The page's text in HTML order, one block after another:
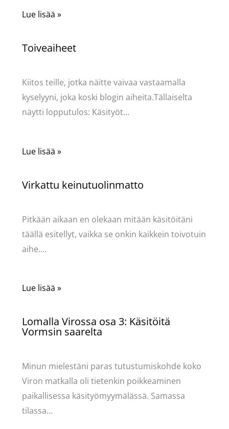
Lue lisää »
Toiveaiheet
Kiitos teille, jotka näitte vaivaa vastaamalla
kyselyyni, joka koski blogin aiheita.Tällaiselta
näytti lopputulos: Käsityöt…
Lue lisää »
Virkattu keinutuolinmatto
Pitkään aikaan en olekaan mitään käsitöitäni
täällä esitellyt, vaikka se onkin kaikkein toivotuin
aihe.…
Lue lisää »
Lomalla Virossa osa 3: Käsitöitä
Vormsin saarelta
Minun mielestäni paras tutustumiskohde koko
Viron matkalla oli tietenkin poikkeaminen
paikallisessa käsityömyymälässä. Samassa
tilassa…